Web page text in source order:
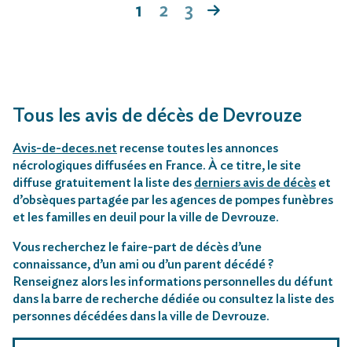
1 2 3
Tous les avis de décès de Devrouze
Avis-de-deces.net recense toutes les annonces
nécrologiques diffusées en France. À ce titre, le site
diffuse gratuitement la liste des derniers avis de décès et
d’obsèques partagée par les agences de pompes funèbres
et les familles en deuil pour la ville de Devrouze.
Vous recherchez le faire-part de décès d’une
connaissance, d’un ami ou d’un parent décédé ?
Renseignez alors les informations personnelles du défunt
dans la barre de recherche dédiée ou consultez la liste des
personnes décédées dans la ville de Devrouze.